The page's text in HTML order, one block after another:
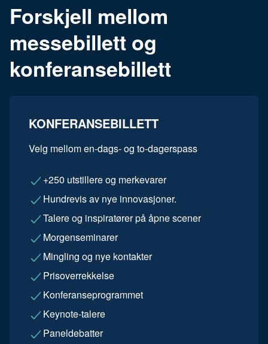
Forskjell mellom
messebillett og
konferansebillett
KONFERANSEBILLETT
Velg mellom en-dags- og to-dagerspass
+250 utstillere og merkevarer
Hundrevis av nye innovasjoner.
Talere og inspiratører på åpne scener
Morgenseminarer
Mingling og nye kontakter
Prisoverrekkelse
Konferanseprogrammet
Keynote-talere
Paneldebatter